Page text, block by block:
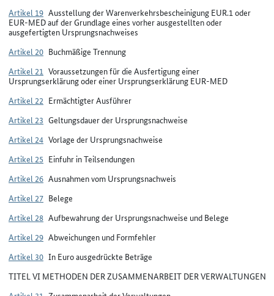
Artikel 19 Ausstellung der Warenverkehrsbescheinigung EUR.1 oder
EUR-MED auf der Grundlage eines vorher ausgestellten oder
ausgefertigten Ursprungsnachweises
Artikel 20 Buchmäßige Trennung
Artikel 21 Voraussetzungen für die Ausfertigung einer
Ursprungserklärung oder einer Ursprungserklärung EUR-MED
Artikel 22 Ermächtigter Ausführer
Artikel 23 Geltungsdauer der Ursprungsnachweise
Artikel 24 Vorlage der Ursprungsnachweise
Artikel 25 Einfuhr in Teilsendungen
Artikel 26 Ausnahmen vom Ursprungsnachweis
Artikel 27 Belege
Artikel 28 Aufbewahrung der Ursprungsnachweise und Belege
Artikel 29 Abweichungen und Formfehler
Artikel 30 In Euro ausgedrückte Beträge
TITEL VI METHODEN DER ZUSAMMENARBEIT DER VERWALTUNGEN